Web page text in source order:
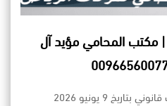
مكتب المحامي مؤيد آل
محامي شركات الرياض تحديث قانوني بتاريخ 9 يونيو 2026